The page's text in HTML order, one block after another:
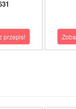
przepis!